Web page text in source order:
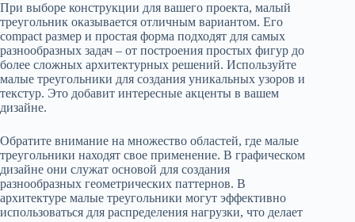
При выборе конструкции для вашего проекта, малый
треугольник оказывается отличным вариантом. Его
compact размер и простая форма подходят для самых
разнообразных задач – от построения простых фигур до
более сложных архитектурных решений. Используйте
малые треугольники для создания уникальных узоров и
текстур. Это добавит интересные акценты в вашем
дизайне.
Обратите внимание на множество областей, где малые
треугольники находят свое применение. В графическом
дизайне они служат основой для создания
разнообразных геометрических паттернов. В
архитектуре малые треугольники могут эффективно
использоваться для распределения нагрузки, что делает